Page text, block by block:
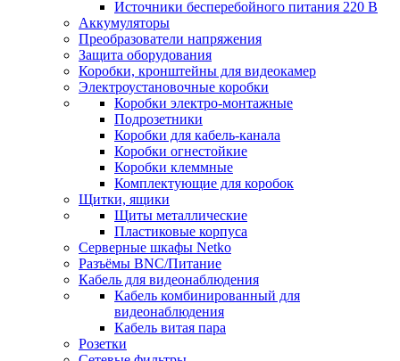
Источники бесперебойного питания 220 В
Аккумуляторы
Преобразователи напряжения
Защита оборудования
Коробки, кронштейны для видеокамер
Электроустановочные коробки
Коробки электро-монтажные
Подрозетники
Коробки для кабель-канала
Коробки огнестойкие
Коробки клеммные
Комплектующие для коробок
Щитки, ящики
Щиты металлические
Пластиковые корпуса
Серверные шкафы Netko
Разъёмы BNC/Питание
Кабель для видеонаблюдения
Кабель комбинированный для
видеонаблюдения
Кабель витая пара
Розетки